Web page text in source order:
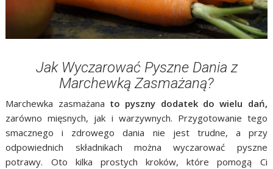
Jak Wyczarować Pyszne Dania z
Marchewką Zasmażaną?
Marchewka zasmażana to pyszny dodatek do wielu dań,
zarówno mięsnych, jak i warzywnych. Przygotowanie tego
smacznego i zdrowego dania nie jest trudne, a przy
odpowiednich składnikach można wyczarować pyszne
potrawy. Oto kilka prostych kroków, które pomogą Ci